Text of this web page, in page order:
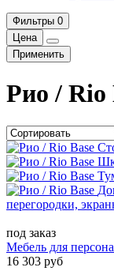
Фильтры 0
Цена
Применить
Рио / Rio
перегородки,
под заказ
Мебель для
16 303 руб